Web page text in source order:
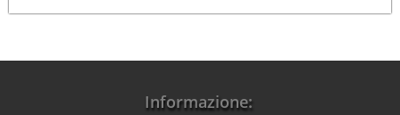
Informazione: